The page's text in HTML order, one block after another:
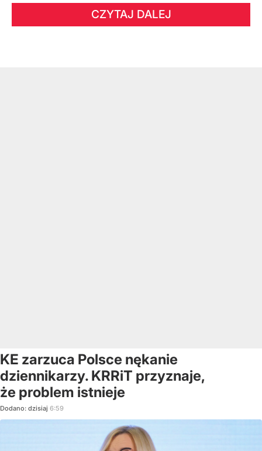
CZYTAJ DALEJ
KE zarzuca Polsce nękanie
dziennikarzy. KRRiT przyznaje,
że problem istnieje
Dodano: dzisiaj 6:59